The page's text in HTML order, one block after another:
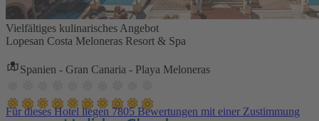
Vielfältiges kulinarisches Angebot
Lopesan Costa Meloneras Resort & Spa
Spanien - Gran Canaria - Playa Meloneras
Für dieses Hotel liegen 7805 Bewertungen mit einer Zustimmung